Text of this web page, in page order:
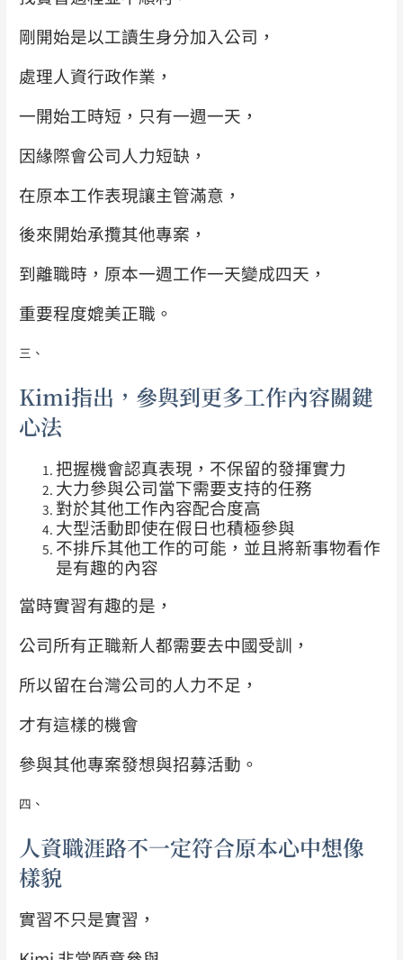
剛開始是以工讀生身分加入公司，
處理人資行政作業，
一開始工時短， 只有一週一天，
因緣際會公司人力短缺，
在原本工作表現讓主管滿意，
後來開始承攬其他專案，
到離職時，原本一週工作一天變成四天，
重要程度媲美正職。
三、
Kimi指出，參與到更多工作內容關鍵
心法
把握機會認真表現，不保留的發揮實力
大力參與公司當下需要支持的任務
對於其他工作內容配合度高
大型活動即使在假日也積極參與
不排斥其他工作的可能，並且將新事物看作
是有趣的內容
當時實習有趣的是，
公司所有正職新人都需要去中國受訓，
所以留在台灣公司的人力不足，
才有這樣的機會
參與其他專案發想與招募活動。
四、
人資職涯路不一定符合原本心中想像
樣貌
實習不只是實習，